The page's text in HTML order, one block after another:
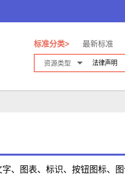
标准分类> 最新标准
资源类型
、图表、标识、按钮图标、